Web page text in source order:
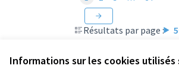
Informations sur les cookies utilisés
Résultats par page :